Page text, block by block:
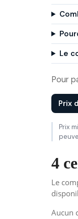
Le
Pour
Prix
Prix
4
Le
Aucun